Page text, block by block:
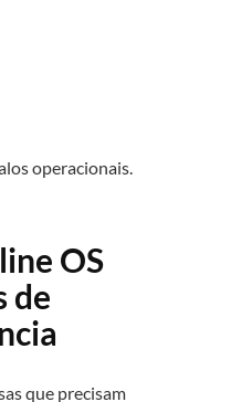
operacionais.
OS
de
que precisam